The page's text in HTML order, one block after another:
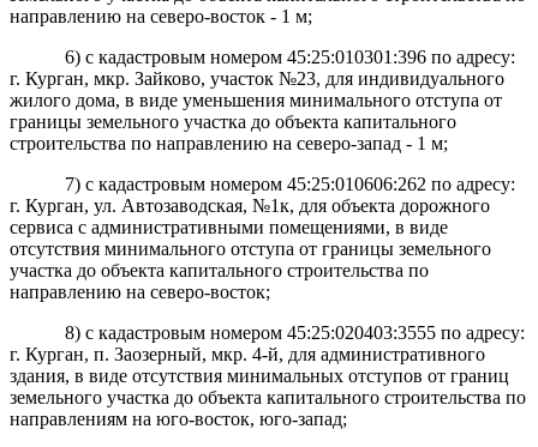
направлению на северо-восток - 1 м;
6) с кадастровым номером 45:25:010301:396 по адресу:
г. Курган, мкр. Зайково, участок №23, для индивидуального
жилого дома, в виде уменьшения минимального отступа от
границы земельного участка до объекта капитального
строительства по направлению на северо-запад - 1 м;
7) с кадастровым номером 45:25:010606:262 по адресу:
г. Курган, ул. Автозаводская, №1к, для объекта дорожного
сервиса с административными помещениями, в виде
отсутствия минимального отступа от границы земельного
участка до объекта капитального строительства по
направлению на северо-восток;
8) с кадастровым номером 45:25:020403:3555 по адресу:
г. Курган, п. Заозерный, мкр. 4-й, для административного
здания, в виде отсутствия минимальных отступов от границ
земельного участка до объекта капитального строительства по
направлениям на юго-восток, юго-запад;